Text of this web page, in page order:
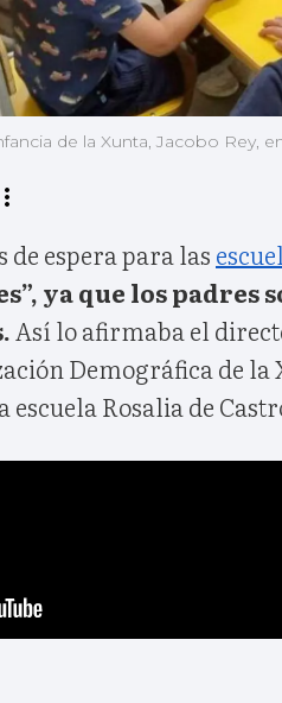
de la Xunta, Jacobo Rey,
de espera para las
ya que los padres
Así lo afirmaba el
Demográfica de la
escuela Rosalia de